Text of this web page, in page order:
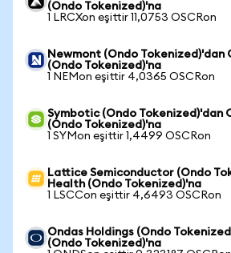
(Ondo Tokenized)'na
1 LRCXon eşittir 11,0753 OSCRon
Newmont (Ondo Tokenized)'dan
(Ondo Tokenized)'na
1 NEMon eşittir 4,0365 OSCRon
Symbotic (Ondo Tokenized)'dan
(Ondo Tokenized)'na
1 SYMon eşittir 1,4499 OSCRon
Lattice Semiconductor (Ondo
Health (Ondo Tokenized)'na
1 LSCCon eşittir 4,6493 OSCRon
Ondas Holdings (Ondo
(Ondo Tokenized)'na